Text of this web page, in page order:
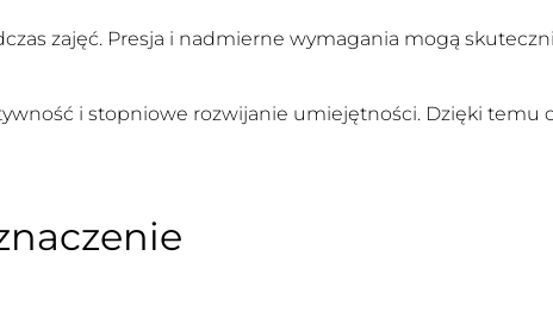
zajęć. Presja i nadmierne wymagania mogą
i stopniowe rozwijanie umiejętności. Dzięki